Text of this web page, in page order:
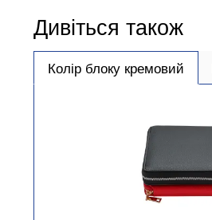
Дивіться також
Колір блоку кремовий